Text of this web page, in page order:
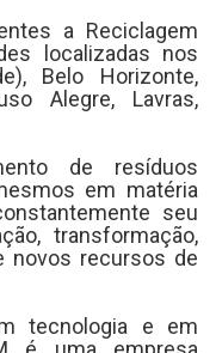
a Reciclagem
localizadas nos
Belo Horizonte,
Alegre, Lavras,
de resíduos
em matéria
seu
transformação,
novos recursos de
tecnologia e em